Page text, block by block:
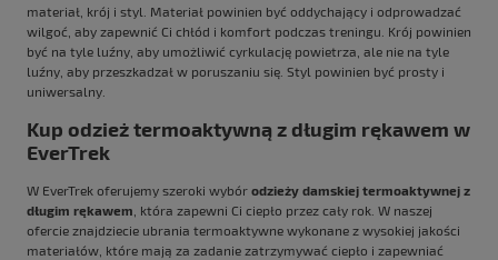
materiał, krój i styl. Materiał powinien być oddychający i odprowadzać
wilgoć, aby zapewnić Ci chłód i komfort podczas treningu. Krój powinien
być na tyle luźny, aby umożliwić cyrkulację powietrza, ale nie na tyle
luźny, aby przeszkadzał w poruszaniu się. Styl powinien być prosty i
uniwersalny.
Kup odzież termoaktywną z długim rękawem w
EverTrek
W EverTrek oferujemy szeroki wybór odzieży damskiej termoaktywnej z
długim rękawem , która zapewni Ci ciepło przez cały rok. W naszej
ofercie znajdziecie ubrania termoaktywne wykonane z wysokiej jakości
materiałów, które mają za zadanie zatrzymywać ciepło i zapewniać